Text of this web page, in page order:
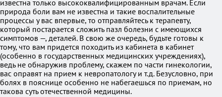
известна только высококвалифицированным врачам. Если
природа боли вам не известна и такие воспалительные
процессы у вас впервые, то отправляйтесь к терапевту,
который постарается сложить пазл болезни с имеющихся
симптомов —, деталей. В свою же очередь, будьте готовы к
тому, что вам придется походить из кабинета в кабинет
(особенно в государственных медицинских учреждениях),
ведь не обнаружив проблему, скажем по части гинекологии,
вас оправят на прием к невропатологу и т.д. Безусловно, при
болях в пояснице особенно не набегаешься по приемам, но
такова суть отечественной медицины.